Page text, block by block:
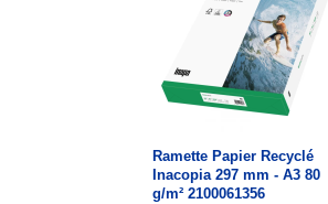
Ramette Papier Recyclé
Inacopia 297 mm - A3 80
g/m² 2100061356